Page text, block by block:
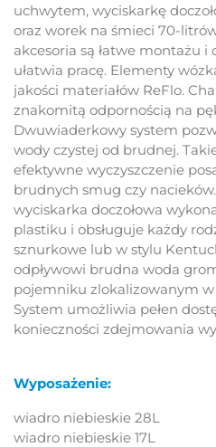
uchwytem, wyciskarkę
oraz worek na śmieci 70-
akcesoria są łatwe montażu
ułatwia pracę. Elementy
jakości materiałów ReFlo.
znakomitą odpornością na
Dwuwiaderkowy system
wody czystej od brudnej.
efektywne wyczyszczenie
brudnych smug czy
wyciskarka doczołowa
plastiku i obsługuje każdy
sznurkowe lub w stylu
odpływowi brudna woda
pojemniku zlokalizowanym w
System umożliwia pełen
konieczności zdejmowania
Wyposażenie:
wiadro niebieskie 28L
wiadro niebieskie 17L